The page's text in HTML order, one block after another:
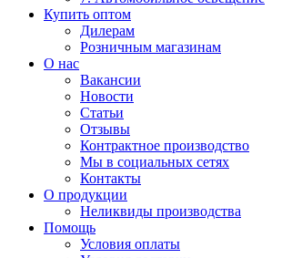
Купить оптом
Дилерам
Розничным магазинам
О нас
Вакансии
Новости
Статьи
Отзывы
Контрактное производство
Мы в социальных сетях
Контакты
О продукции
Неликвиды производства
Помощь
Условия оплаты